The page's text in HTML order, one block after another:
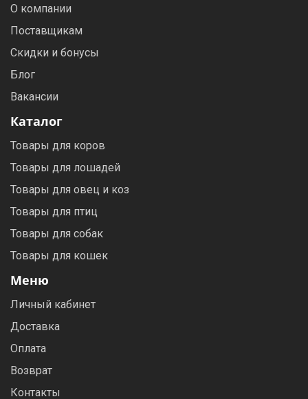
О компании
Поставщикам
Скидки и бонусы
Блог
Вакансии
Каталог
Товары для коров
Товары для лошадей
Товары для овец и коз
Товары для птиц
Товары для собак
Товары для кошек
Меню
Личный кабинет
Доставка
Оплата
Возврат
Контакты